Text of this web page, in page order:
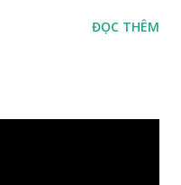
Đông Nam Á. Ở Việt
ĐỌC THÊM